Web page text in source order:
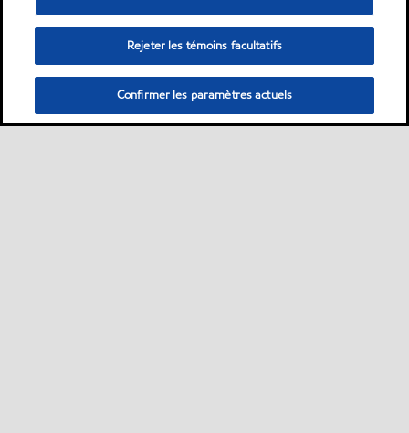
Rejeter les témoins facultatifs
Confirmer les paramètres actuels